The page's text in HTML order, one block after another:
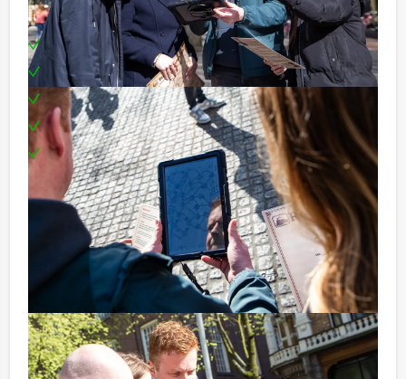
Inclusief:
Een tablet per team
Enthousiaste begeleiding
Een consumptie
Een prijs voor het winnende team
Te boeken op de door jullie gewenste dag en
tijdstip!
Uiteraard is dit uitje uitstekend te combineren met een
heerlijke lunch vooraf of een uitgebreid diner na
afloop. U kunt dit spel ook combineren met andere
spelarrangementen. Informeer naar de mogelijkheden!
Komt u niet aan het minimale aantal deelnemers voor
dit arrangement? Als u bereid bent voor het minimale